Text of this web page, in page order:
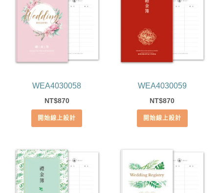
WEA4030058
NT$870
開始線上設計
WEA4030059
NT$870
開始線上設計